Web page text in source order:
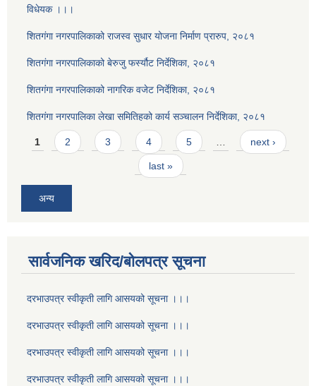
विधेयक ।।।
शितगंगा नगरपालिकाको राजस्व सुधार योजना निर्माण प्रारुप, २०८१
शितगंगा नगरपालिकाको बेरुजु फर्स्यौट निर्देशिका, २०८१
शितगंगा नगरपालिकाको नागरिक वजेट निर्देशिका, २०८१
शितगंगा नगरपालिका लेखा समितिहको कार्य सञ्चालन निर्देशिका, २०८१
Pages
1 2 3 4 5 next ›
last »
अन्य
सार्वजनिक खरिद/बोलपत्र सूचना
दरभाउपत्र स्वीकृती लागि आसयको सूचना ।।।
दरभाउपत्र स्वीकृती लागि आसयको सूचना ।।।
दरभाउपत्र स्वीकृती लागि आसयको सूचना ।।।
दरभाउपत्र स्वीकृती लागि आसयको सूचना ।।।